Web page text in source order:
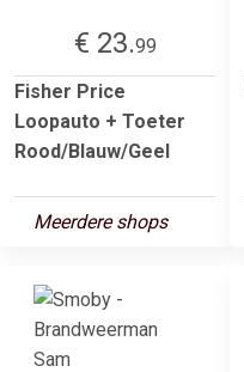
€ 23.99
Fisher Price
Loopauto + Toeter
Rood/Blauw/Geel
Meerdere shops